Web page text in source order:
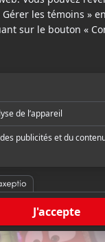
passent devant